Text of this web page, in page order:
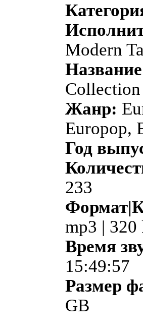
Modern
Жанр:
Europop,
Год
233
mp3 | 320
Время
15:49:57
Размер
GB